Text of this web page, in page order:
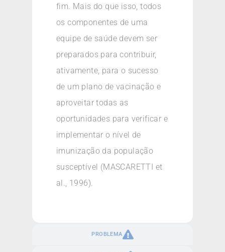
PROBLEMA
fim. Mais do que isso, todos
os componentes de uma
equipe de saúde devem ser
preparados para contribuir,
ativamente, para o sucesso
de um plano de vacinação e
aproveitar todas as
oportunidades para verificar e
implementar o nível de
imunização da população
susceptível (MASCARETTI et
al., 1996).